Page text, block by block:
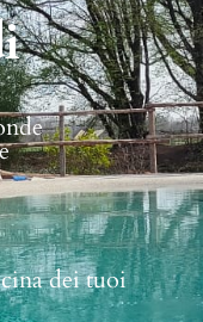
dei tuoi